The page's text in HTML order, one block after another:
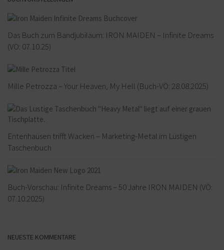
Das Buch zum Bandjubiläum: IRON MAIDEN – Infinite Dreams
(VÖ: 07.10.25)
Mille Petrozza – Your Heaven, My Hell (Buch-VÖ: 28.08.2025)
Entenhausen trifft Wacken – Marketing-Metal im Lustigen
Taschenbuch
Buch-Vorschau: Infinite Dreams – 50 Jahre IRON MAIDEN (VÖ:
07.10.2025)
NEUESTE KOMMENTARE